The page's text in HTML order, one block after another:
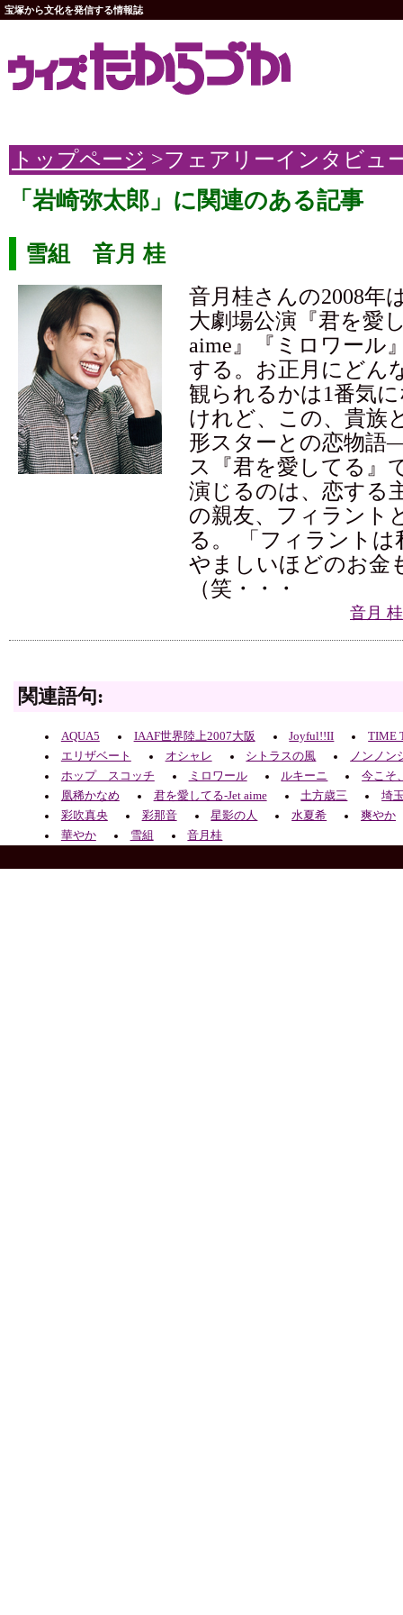
宝塚から文化を発信する情報誌
トップページ >フェアリーインタビュ
「岩崎弥太郎」に関連のある記事
雪組 音月 桂
音月桂さんの2008年
大劇場公演『君を愛
aime』『ミロワール
する。お正月にどん
観られるかは1番気
けれど、この、貴族
形スターとの恋物語
ス『君を愛してる』
演じるのは、恋する
の親友、フィラント
る。 「フィラントは
やましいほどのお金
（笑・・・
音月
関連語句:
AQUA5 IAAF世界陸上2007大阪 Joyful!!II
TIME
エリザベート
オシャレ シトラスの風
ノンノン
ホップ スコッチ
ミロワール ルキーニ
今こそ
凰稀かなめ
君を愛してる-Jet aime 土方歳三
埼
彩吹真央
彩那音 星影の人 水夏希
爽やか
華やか
雪組 音月桂